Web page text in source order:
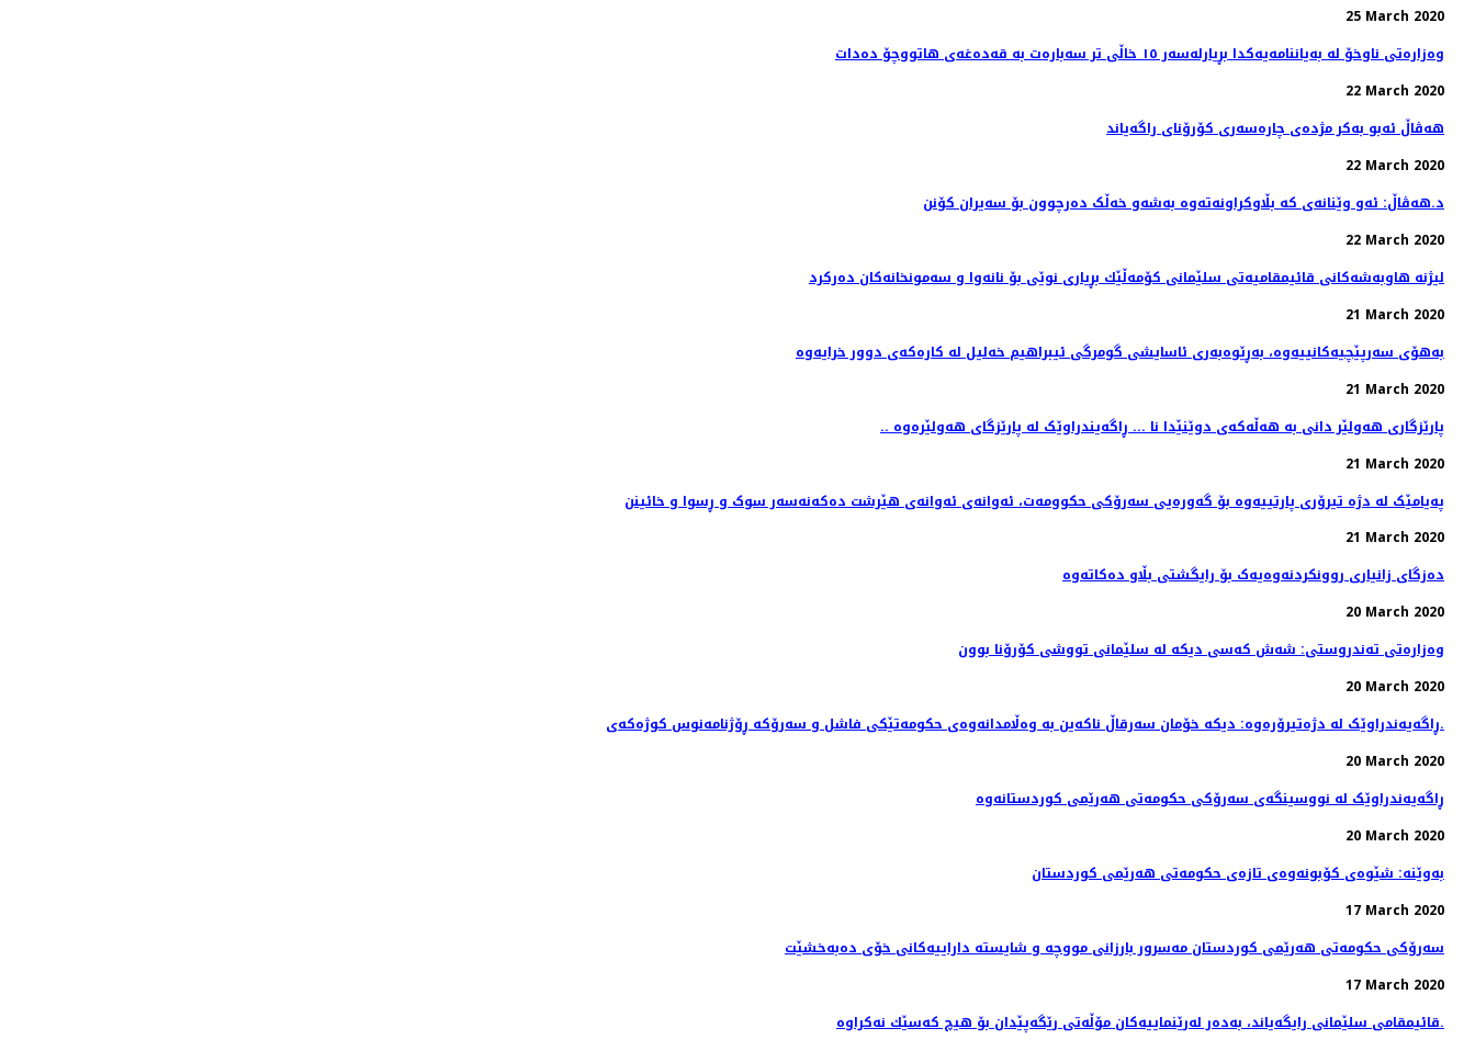
25 March 2020
وەزارەتی ناوخۆ لە بەیاننامەیەکدا بڕیارلەسەر ١٥ خاڵی تر سەبارەت بە قەدەغەی هاتووچۆ دەدات
22 March 2020
هه‌ڤاڵ ئه‌بو به‌كر مژده‌ی چاره‌سه‌ری کۆرۆنای راگه‌یاند
22 March 2020
د.هەڤاڵ: ئەو وێنانەی کە بڵاوکراونەتەوە بەشەو خەڵک دەرچوون بۆ سەیران کۆنن
22 March 2020
لیژنه‌ هاوبه‌شه‌كانی قائیمقامیه‌تی سلێمانی كۆمه‌ڵێك بڕیاری نوێی بۆ نانه‌وا و سه‌مونخانه‌كان ده‌ركرد
21 March 2020
بەهۆی سەرپێچیەکانییەوە، بەڕێوەبەری ئاسایشی گومرگی ئیبراهیم خەلیل لە کارەکەی دوور خرایەوە
21 March 2020
.. پارێزگاری هەولێر دانی بە هەڵەکەی دوێنێدا نا ... ڕاگەیندراوێک لە پارێزگای هەولێرەوە
21 March 2020
پەیامێک لە دژە تیرۆری پارتییەوە بۆ گەورەیی سەرۆکی حکوومەت، ئەوانەی ئەوانەی هێرشت دەکەنەسەر سوک و ڕسوا و خائینن
21 March 2020
دەزگای زانیاری روونکردنەوەیەک بۆ رایگشتی بڵاو دەکاتەوە
20 March 2020
وەزارەتی تەندروستی: شەش كەسی دیكە لە سلێمانی تووشی كۆرۆنا بوون
20 March 2020
ڕاگەیەندراوێک لە دژەتیرۆرەوە: دیکە خۆمان سەرقاڵ ناکەین بە وەڵامدانەوەی حکومەتێکی فاشل و سەرۆکە ڕۆژنامەنوس کوژەکەی.
20 March 2020
ڕاگەیەندراوێک لە نووسینگەی سەرۆکی حکومەتی هەرێمی کوردستانەوە
20 March 2020
بەوێنە: شێوەی کۆبونەوەی تازەی حکومەتی هەرێمی کوردستان
17 March 2020
سەرۆکی حکومەتی هەرێمی کوردستان مەسرور بارزانی مووچە و شایستە داراییەکانی خۆی دەبەخشێت
17 March 2020
قائیمقامی سلێمانی رایگه‌یاند، به‌ده‌ر له‌رێنماییه‌كان مۆڵه‌تی رێگه‌پێدان بۆ هیچ كه‌سێك نه‌كراوه‌.